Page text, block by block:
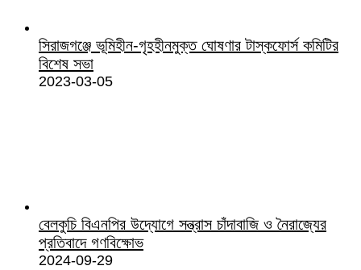
সিরাজগঞ্জে ভূমিহীন-গৃহহীনমুক্ত ঘোষণার টাস্কফোর্স কমিটির
বিশেষ সভা
2023-03-05
বেলকুচি বিএনপির উদ্যোগে সন্ত্রাস চাঁদাবাজি ও নৈরাজ্যের
প্রতিবাদে গণবিক্ষোভ
2024-09-29